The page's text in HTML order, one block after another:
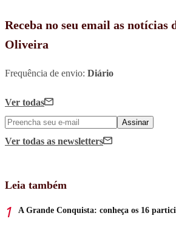
Receba no seu email as notícias
Oliveira
Frequência de envio: Diário
Ver todas
Assinar
Ver todas as newsletters
Leia também
A Grande Conquista: conheça os 16